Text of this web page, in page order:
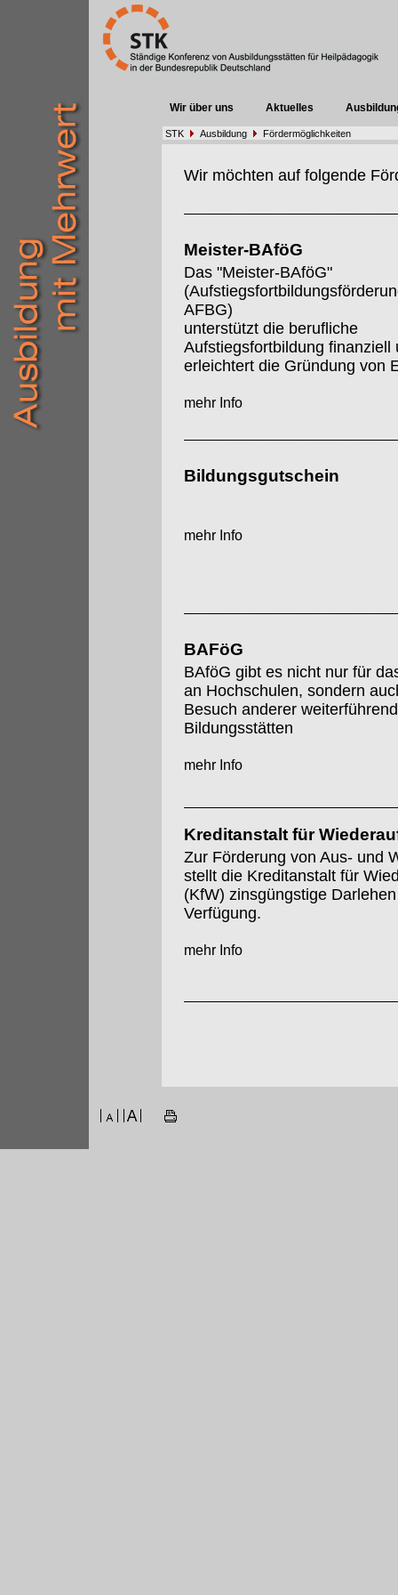
Wir über uns Aktuelles
STK Ausbildung Fördermöglichkeiten
Wir möchten auf folgende
Meister-BAföG
Das "Meister-BAföG"
AFBG)
unterstützt die berufliche
Aufstiegsfortbildung finanziell
erleichtert die Gründung von
mehr Info
Bildungsgutschein
mehr Info
BAFöG
BAföG gibt es nicht nur für
an Hochschulen, sondern
Besuch anderer
Bildungsstätten
mehr Info
Kreditanstalt für
Zur Förderung von Aus- und
stellt die Kreditanstalt für
(KfW) zinsgüngstige
Verfügung.
mehr Info